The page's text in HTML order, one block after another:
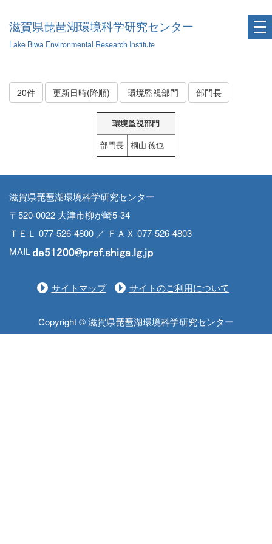
滋賀県琵琶湖環境科学研究センター
Lake Biwa Environmental Research Institute
20件 更新日時(降順) 環境監視部門 部門長
環境監視部門
部門長
桐山 徳也
滋賀県琵琶湖環境科学研究センター
〒520-0022 大津市柳が崎5-34
ＴＥＬ 077-526-4800 ／ ＦＡＸ 077-526-4803
MAIL
サイトマップ サイトのご利用について
Copyright © 滋賀県琵琶湖環境科学研究センター